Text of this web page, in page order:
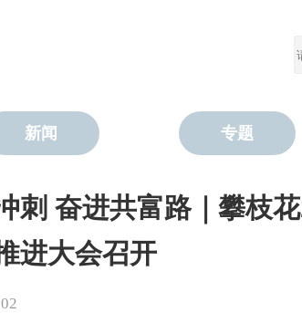
新闻 专题
刺 奋进共富路｜攀枝
进大会召开